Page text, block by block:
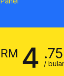
RM 4 .75
/